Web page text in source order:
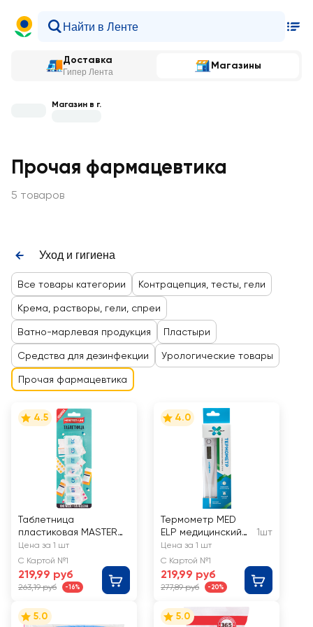
Доставка
Гипер Лента
Магазины
Магазин в г.
Прочая фармацевтика
5 товаров
Уход и гигиена
Все товары категории Контрацепция, тесты, гели
Крема, растворы, гели, спреи
Ватно-марлевая продукция Пластыри
Средства для дезинфекции Урологические товары
Прочая фармацевтика
4.5
Таблетница
пластиковая MASTER
UNI с 7 отсеками
Цена за 1 шт
С Картой №1
219,99 руб
263,19 руб -16%
4.0
Термометр MED
ELP медицинский
электронный с
твердым
наконечником
1шт
Цена за 1 шт
С Картой №1
219,99 руб
277,89 руб -20%
5.0 5.0